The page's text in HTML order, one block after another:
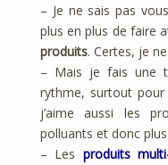
– Je ne sais pas
plus en plus de faire
produits. Certes, je
– Mais je fais une
rythme, surtout
j’aime aussi les
polluants et donc
– Les produits